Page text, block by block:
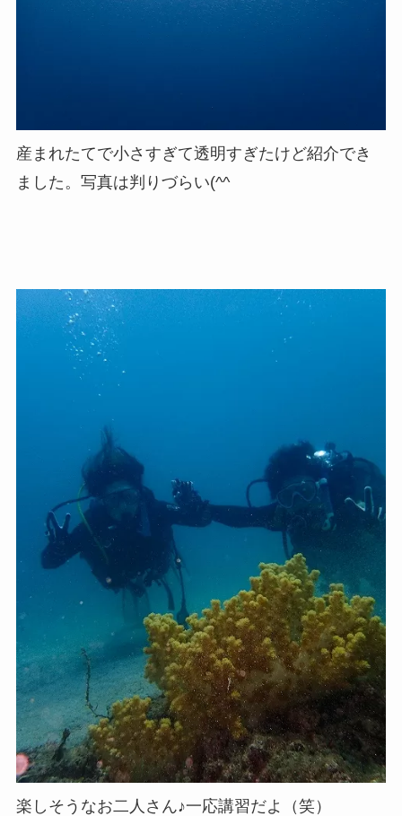
産まれたてで小さすぎて透明すぎたけど紹介でき
ました。写真は判りづらい(^^ゞ
楽しそうなお二人さん♪一応講習だよ（笑）